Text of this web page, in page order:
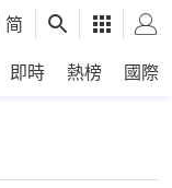
简
即時 熱榜 國際